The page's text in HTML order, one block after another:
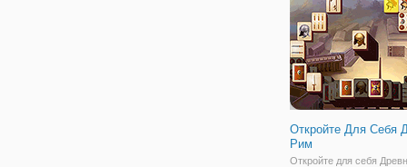
различными видами
такими
Откройте Для Себя
Рим
Откройте для себя